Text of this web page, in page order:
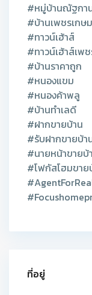
#หมู่บ้านณัฐกา
#บ้านเพชรเกษม
#ทาวน์เฮ้าส์
#ทาวน์เฮ้าส์เพ
#บ้านราคาถูก
#หนองแขม
#หนองค้าพลู
#บ้านทำเลดี
#ฝากขายบ้าน
#รับฝากขายบ้า
#นายหน้าขายบ้
#โฟกัสโฮมขาย
ที่อยู่